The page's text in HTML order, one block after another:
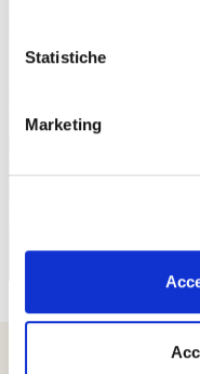
Statistiche
Marketing